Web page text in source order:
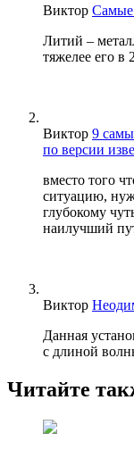
Виктор Самые
Литий –
тяжелее его в
Виктор 9
по версии
вместо того
ситуацию,
глубокому
наилучший
Виктор
Данная
с длиной
Читайте